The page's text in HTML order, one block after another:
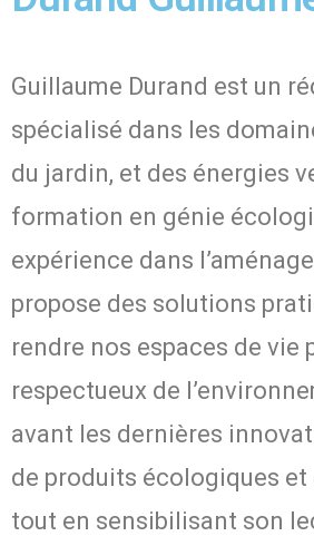
Guillaume Durand est un
spécialisé dans les
du jardin, et des énergies
formation en génie
expérience dans
propose des solutions
rendre nos espaces de vie
respectueux de
avant les dernières
de produits écologiques et
tout en sensibilisant son